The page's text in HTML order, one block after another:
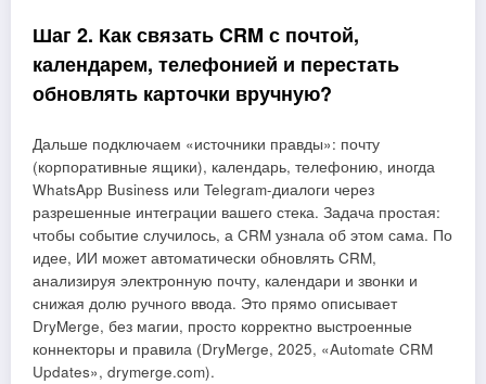
Шаг 2. Как связать CRM с почтой,
календарем, телефонией и перестать
обновлять карточки вручную?
Дальше подключаем «источники правды»: почту
(корпоративные ящики), календарь, телефонию, иногда
WhatsApp Business или Telegram-диалоги через
разрешенные интеграции вашего стека. Задача простая:
чтобы событие случилось, а CRM узнала об этом сама. По
идее, ИИ может автоматически обновлять CRM,
анализируя электронную почту, календари и звонки и
снижая долю ручного ввода. Это прямо описывает
DryMerge, без магии, просто корректно выстроенные
коннекторы и правила (DryMerge, 2025, «Automate CRM
Updates», drymerge.com).